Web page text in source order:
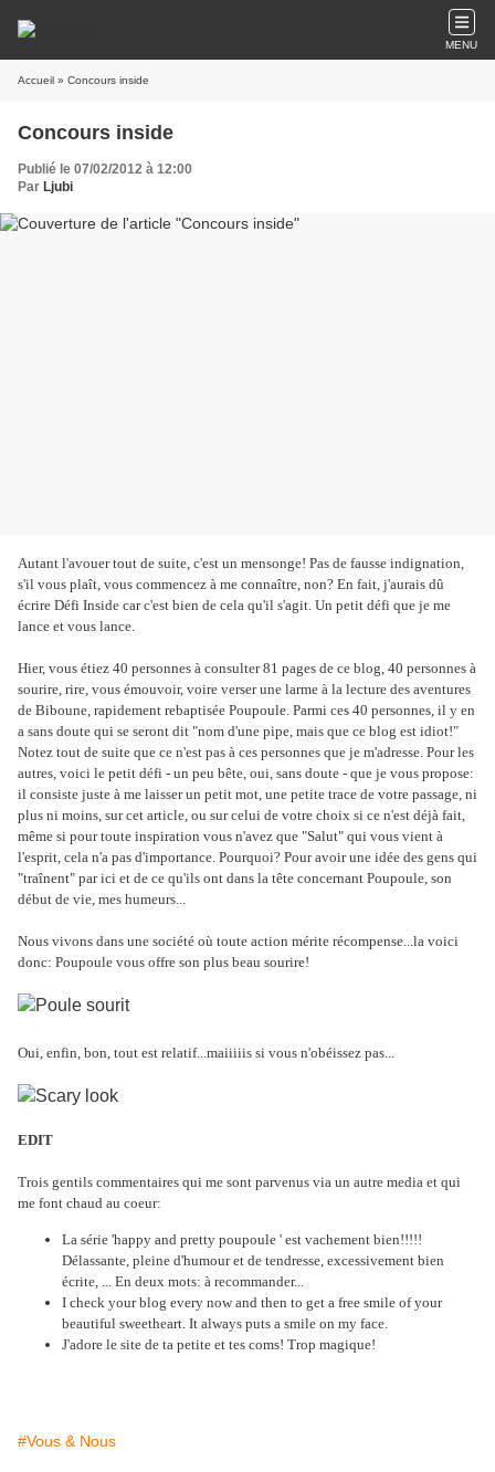
MENU
Accueil » Concours inside
Concours inside
Publié le 07/02/2012 à 12:00
Par Ljubi
Autant l'avouer tout de suite, c'est un mensonge! Pas de fausse indignation,
s'il vous plaît, vous commencez à me connaître, non? En fait, j'aurais dû
écrire Défi Inside car c'est bien de cela qu'il s'agit. Un petit défi que je me
lance et vous lance.
Hier, vous étiez 40 personnes à consulter 81 pages de ce blog, 40 personnes à
sourire, rire, vous émouvoir, voire verser une larme à la lecture des aventures
de Biboune, rapidement rebaptisée Poupoule. Parmi ces 40 personnes, il y en
a sans doute qui se seront dit "nom d'une pipe, mais que ce blog est idiot!"
Notez tout de suite que ce n'est pas à ces personnes que je m'adresse. Pour les
autres, voici le petit défi - un peu bête, oui, sans doute - que je vous propose:
il consiste juste à me laisser un petit mot, une petite trace de votre passage, ni
plus ni moins, sur cet article, ou sur celui de votre choix si ce n'est déjà fait,
même si pour toute inspiration vous n'avez que "Salut" qui vous vient à
l'esprit, cela n'a pas d'importance. Pourquoi? Pour avoir une idée des gens qui
"traînent" par ici et de ce qu'ils ont dans la tête concernant Poupoule, son
début de vie, mes humeurs...
Nous vivons dans une société où toute action mérite récompense...la voici
donc: Poupoule vous offre son plus beau sourire!
Oui, enfin, bon, tout est relatif...maiiiiis si vous n'obéissez pas...
EDIT
Trois gentils commentaires qui me sont parvenus via un autre media et qui
me font chaud au coeur:
La série 'happy and pretty poupoule ' est vachement bien!!!!!
Délassante, pleine d'humour et de tendresse, excessivement bien
écrite, ... En deux mots: à recommander...
I check your blog every now and then to get a free smile of your
beautiful sweetheart. It always puts a smile on my face.
J'adore le site de ta petite et tes coms! Trop magique!
#Vous & Nous